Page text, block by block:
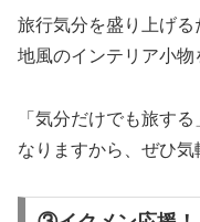
旅行気分を盛り上げ
地風のインテリア小物
「気分だけでも旅す
なりますから、ぜひ気